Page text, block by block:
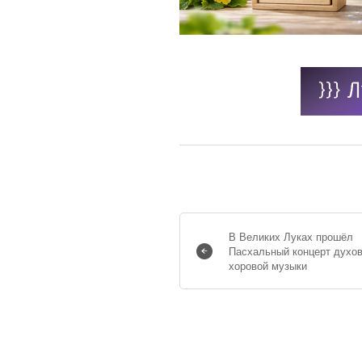
В Великих Луках прошёл
Пасхальный концерт
хоровой музыки